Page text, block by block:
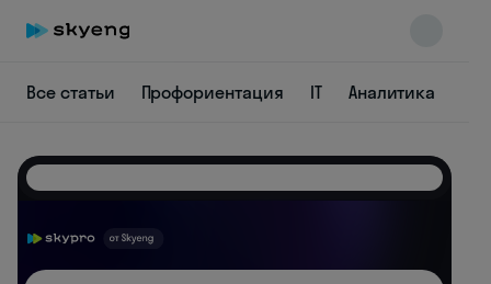
Все статьи Профориентация IT Аналитика